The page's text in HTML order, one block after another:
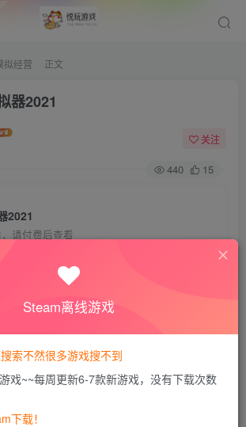
拟经营 正文
器2021
关注
440 15
2021
请付费后查看
开通会员
内容已隐藏，VIP会员可见
Steam离线游戏
索不然很多游戏搜不到
戏~~每周更新6-7款新游戏，没有下载次数
下载！